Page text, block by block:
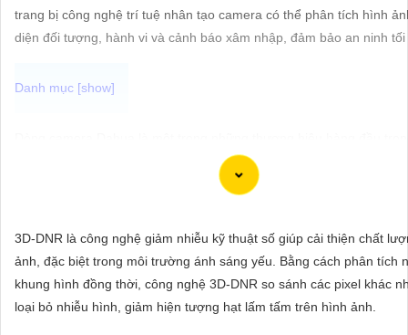
LẮP
ĐẶT
TƯ
VẤN
trang bị công nghệ trí tuệ nhân tạo camera có thể phân tích hình
diện đối tượng, hành vi và cảnh báo xâm nhập, đảm bảo an ninh
vực camera an ninh. Để giới thiệu Camera Dahua chính hãng giá
ảnh sắc nét, bạn có thể sử dụng câu tư vấn sau đây:
trội. Với hình ảnh sắc nét và tính năng an ninh hiện đại, sản phẩm
hẹn đáp ứng mọi nhu cầu giám sát của bạn. Đừng ngần ngại trải
vô cùng hấp dẫn."
3D-DNR là công nghệ giảm nhiễu kỹ thuật số giúp cải thiện chất
ảnh, đặc biệt trong môi trường ánh sáng yếu. Bằng cách phân tích
khung hình đồng thời, công nghệ 3D-DNR so sánh các pixel khác
loại bỏ nhiễu hình, giảm hiện tượng hạt lấm tấm trên hình ảnh.